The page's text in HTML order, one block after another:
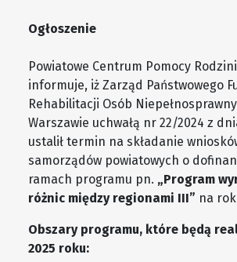
Ogłoszenie
Powiatowe Centrum Pomocy
informuje, iż Zarząd Państwowego
Rehabilitacji Osób
Warszawie uchwałą nr 22/2024 z
ustalił termin na składanie
samorządów powiatowych o
ramach programu pn. „Program
różnic między regionami III” na rok
Obszary programu, które będą
2025 roku: